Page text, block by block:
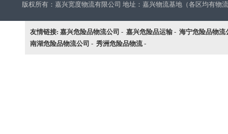
版权所有：嘉兴宽度物流有限公司 地址：嘉兴物流基地（各区均有物
友情链接: 嘉兴危险品物流公司 - 嘉兴危险品运输 - 海宁危险品物流
南湖危险品物流公司 - 秀洲危险品物流-